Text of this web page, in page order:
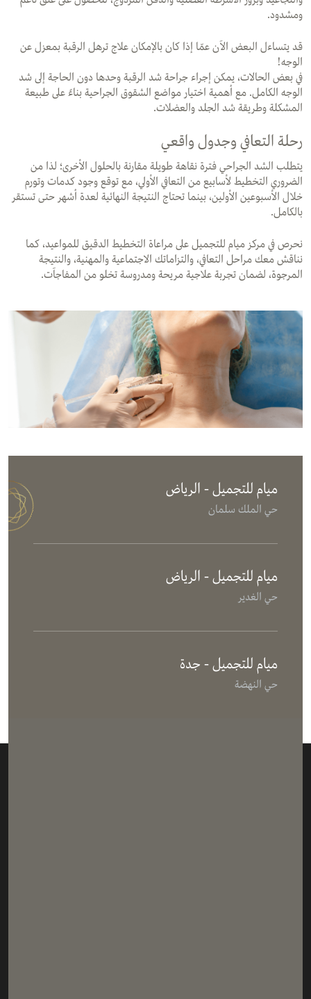
ومشدود.
قد يتساءل البعض الآن عمّا إذا كان بالإمكان علاج ترهل الرقبة بمعزل عن
الوجه!
في بعض الحالات، يمكن إجراء جراحة شد الرقبة وحدها دون الحاجة إلى شد
الوجه الكامل. مع أهمية اختيار مواضع الشقوق الجراحية بناءً على طبيعة
المشكلة وطريقة شد الجلد والعضلات.
رحلة التعافي وجدول واقعي
يتطلب الشد الجراحي فترة نقاهة طويلة مقارنة بالحلول الأخرى؛ لذا من
الضروري التخطيط لأسابيع من التعافي الأولي، مع توقع وجود كدمات وتورم
خلال الأسبوعين الأولين، بينما تحتاج النتيجة النهائية لعدة أشهر حتى تستقر
بالكامل.
نحرص في مركز ميام للتجميل على مراعاة التخطيط الدقيق للمواعيد، كما
نناقش معك مراحل التعافي، والتزاماتك الاجتماعية والمهنية، والنتيجة
المرجوة، لضمان تجربة علاجية مريحة ومدروسة تخلو من المفاجآت.
ميام للتجميل - الرياض
حي الملك سلمان
ميام للتجميل - الرياض
حي الغدير
ميام للتجميل - جدة
حي النهضة